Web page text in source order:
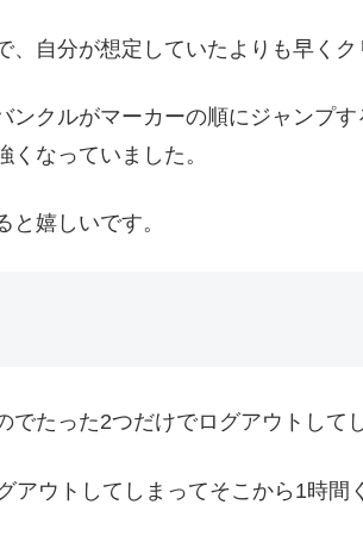
、自分が想定していたよりも早くク
ンクルがマーカーの順にジャンプ
なっていました。
と嬉しいです。
でたった2つだけでログアウトして
アウトしてしまってそこから1時間